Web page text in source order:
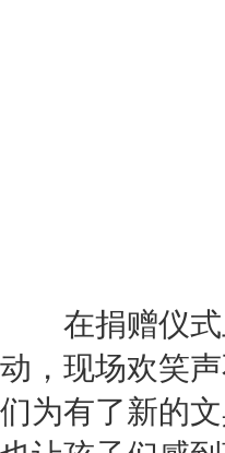
在捐赠仪式
动，现场欢笑
们为有了新的